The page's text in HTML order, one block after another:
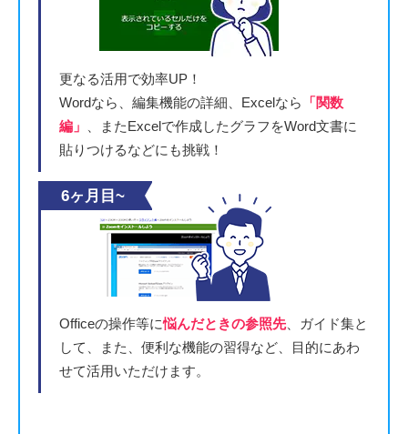
更なる活用で効率UP！
Wordなら、編集機能の詳細、Excelなら
「関数
編」
、またExcelで作成したグラフをWord文書に
貼りつけるなどにも挑戦！
6ヶ月目~
Officeの操作等に悩んだときの参照先、ガイド集と
して、また、便利な機能の習得など、目的にあわ
せて活用いただけます。